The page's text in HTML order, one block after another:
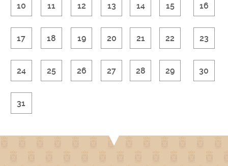
10 11 12 13 14 15 16
17 18 19 20 21 22 23
24 25 26 27 28 29 30
31